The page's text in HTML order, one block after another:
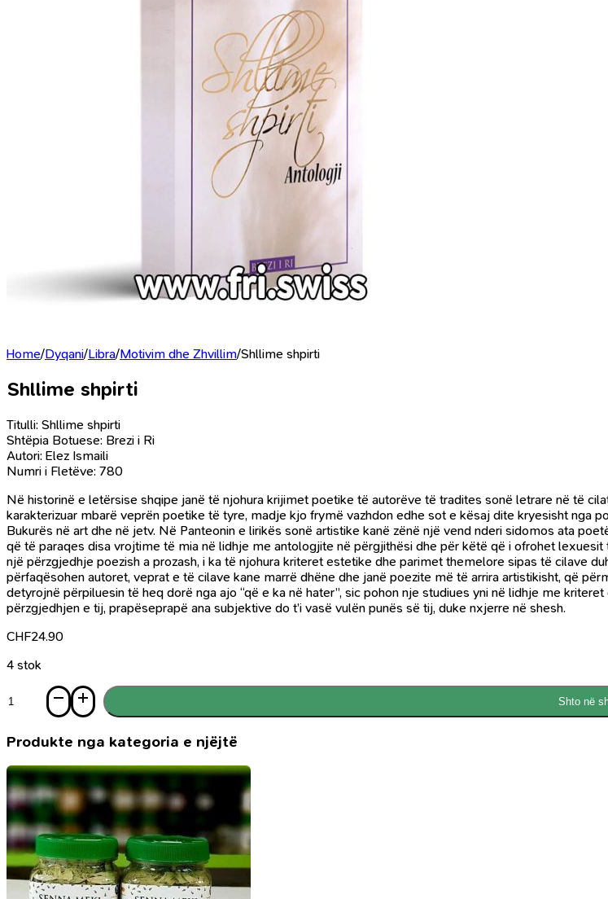
Home/Dyqani/Libra/Motivim dhe Zhvillim/Shllime shpirti
Shllime shpirti
Titulli: Shllime shpirti
Shtëpia Botuese: Brezi i Ri
Autori: Elez Ismaili
Numri i Fletëve: 780
Në historinë e letërsise shqipe janë të njohura krijimet poetike të autorëve të tradites sonë letrare në të
karakterizuar mbarë veprën poetike të tyre, madje kjo frymë vazhdon edhe sot e kësaj dite kryesisht nga
Bukurës në art dhe në jetv. Në Panteonin e lirikës sonë artistike kanë zënë një vend nderi sidomos ata
që të paraqes disa vrojtime të mia në lidhje me antologjite në përgjithësi dhe për këtë që i ofrohet
një përzgjedhje poezish a prozash, i ka të njohura kriteret estetike dhe parimet themelore sipas të cilave
përfaqësohen autoret, veprat e të cilave kane marrë dhëne dhe janë poezite më të arrira artistikisht, që
detyrojnë përpiluesin të heq dorë nga ajo “që e ka në hater”, sic pohon nje studiues yni në lidhje me
përzgjedhjen e tij, prapëseprapë ana subjektive do t’i vasë vulën punës së tij, duke nxjerre në shesh.
CHF24.90
4 stok
Shllime
Shto në
Produkte nga kategoria e njëjtë